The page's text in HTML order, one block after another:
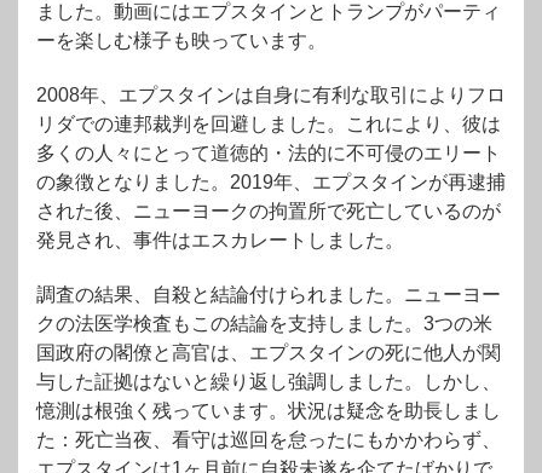
ました。動画にはエプスタインとトランプがパーティ
ーを楽しむ様子も映っています。
2008年、エプスタインは自身に有利な取引によりフロ
リダでの連邦裁判を回避しました。これにより、彼は
多くの人々にとって道徳的・法的に不可侵のエリート
の象徴となりました。2019年、エプスタインが再逮捕
された後、ニューヨークの拘置所で死亡しているのが
発見され、事件はエスカレートしました。
調査の結果、自殺と結論付けられました。ニューヨー
クの法医学検査もこの結論を支持しました。3つの米
国政府の閣僚と高官は、エプスタインの死に他人が関
与した証拠はないと繰り返し強調しました。しかし、
憶測は根強く残っています。状況は疑念を助長しまし
た：死亡当夜、看守は巡回を怠ったにもかかわらず、